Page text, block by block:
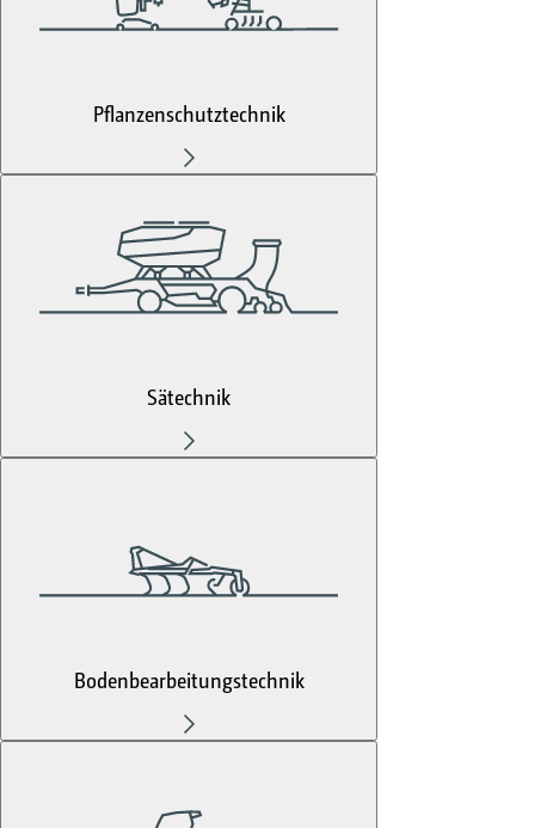
Pflanzenschutztechnik
Sätechnik
Bodenbearbeitungstechnik